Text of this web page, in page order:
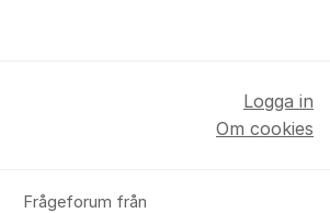
Frågeforum från
Logga in
Om cookies